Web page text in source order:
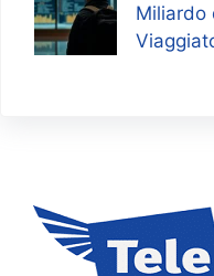
Miliardo